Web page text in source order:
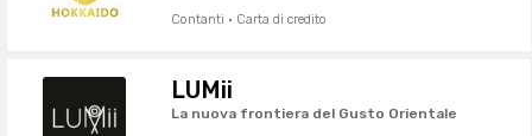
Contanti · Carta di credito
LUMii
La nuova frontiera del Gusto Orientale